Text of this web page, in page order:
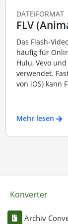
DATEIFORMAT
FLV
Das Flash-
häufig für
Hulu, Vevo
verwendet.
von iOS) kann
Mehr lesen
Konverter
Archiv